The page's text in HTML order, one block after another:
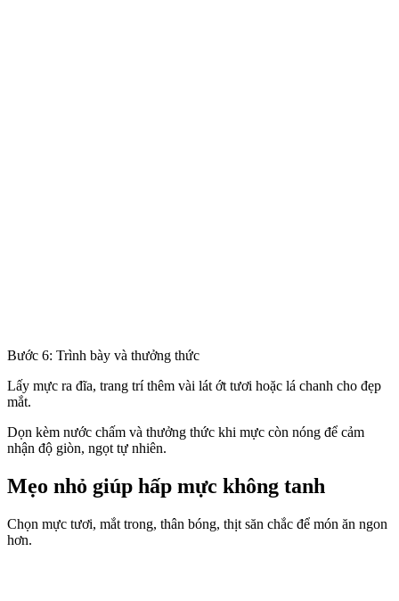
Bước 6: Trình bày và thưởng thức
Lấy mực ra đĩa, trang trí thêm vài lát ớt tươi hoặc lá chanh cho đẹp
mắt.
Dọn kèm nước chấm và thưởng thức khi mực còn nóng để cảm
nhận độ giòn, ngọt tự nhiên.
Mẹo nhỏ giúp hấp mực không tanh
Chọn mực tươi, mắt trong, thân bóng, thịt săn chắc để món ăn ngon
hơn.